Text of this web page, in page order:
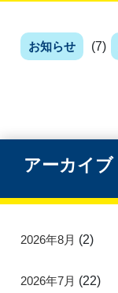
お知らせ (7)
アーカイブ
2026年8月 (2)
2026年7月 (22)